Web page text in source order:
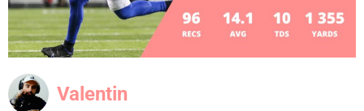
Valentin